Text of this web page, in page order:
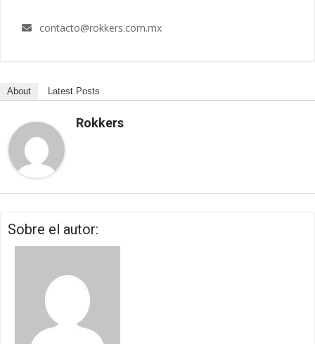
contacto@rokkers.com.mx
About Latest Posts
Rokkers
Sobre el autor: